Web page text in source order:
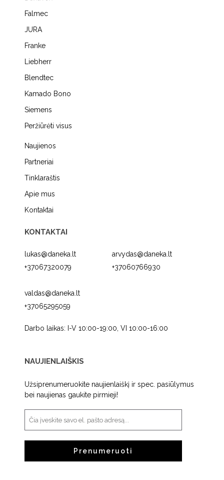
Falmec
JURA
Franke
Liebherr
Blendtec
Kamado Bono
Siemens
Peržiūrėti visus
Naujienos
Partneriai
Tinklaraštis
Apie mus
Kontaktai
KONTAKTAI
lukas@daneka.lt
+37067320079
arvydas@daneka.lt
+37060766930
valdas@daneka.lt
+37065295059
Darbo laikas: I-V 10:00-19:00, VI 10:00-16:00
NAUJIENLAIŠKIS
Užsiprenumeruokite naujienlaiškį ir spec. pasiūlymus
bei naujienas gaukite pirmieji!
Prenumeruoti